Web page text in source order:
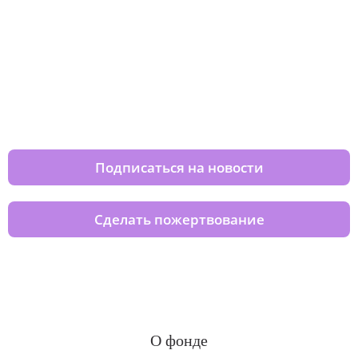
Подписаться на новости
Сделать пожертвование
О фонде